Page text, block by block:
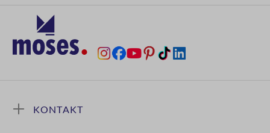
KONTAKT